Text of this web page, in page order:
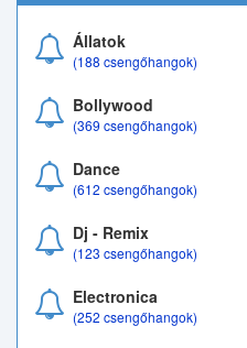
Állatok
(188 csengőhangok)
Bollywood
(369 csengőhangok)
Dance
(612 csengőhangok)
Dj - Remix
(123 csengőhangok)
Electronica
(252 csengőhangok)